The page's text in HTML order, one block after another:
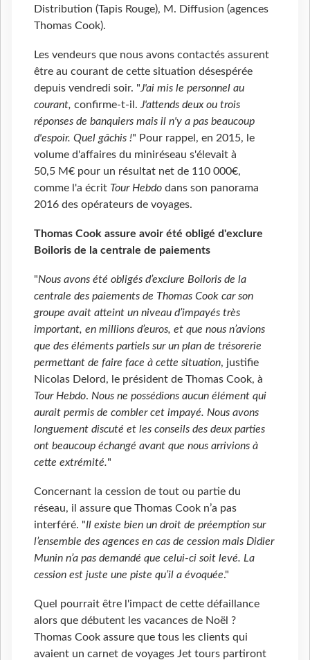
Distribution (Tapis Rouge), M. Diffusion (agences
Thomas Cook).
Les vendeurs que nous avons contactés assurent
être au courant de cette situation désespérée
depuis vendredi soir. "J'ai mis le personnel au
courant, confirme-t-il. J'attends deux ou trois
réponses de banquiers mais il n'y a pas beaucoup
d'espoir. Quel gâchis !" Pour rappel, en 2015, le
volume d'affaires du miniréseau s'élevait à
50,5 M€ pour un résultat net de 110 000€,
comme l'a écrit Tour Hebdo dans son panorama
2016 des opérateurs de voyages.
Thomas Cook assure avoir été obligé d'exclure
Boiloris de la centrale de paiements
"Nous avons été obligés d’exclure Boiloris de la
centrale des paiements de Thomas Cook car son
groupe avait atteint un niveau d’impayés très
important, en millions d’euros, et que nous n’avions
que des éléments partiels sur un plan de trésorerie
permettant de faire face à cette situation, justifie
Nicolas Delord, le président de Thomas Cook, à
Tour Hebdo. Nous ne possédions aucun élément qui
aurait permis de combler cet impayé. Nous avons
longuement discuté et les conseils des deux parties
ont beaucoup échangé avant que nous arrivions à
cette extrémité."
Concernant la cession de tout ou partie du
réseau, il assure que Thomas Cook n’a pas
interféré. "Il existe bien un droit de préemption sur
l’ensemble des agences en cas de cession mais Didier
Munin n’a pas demandé que celui-ci soit levé. La
cession est juste une piste qu’il a évoquée."
Quel pourrait être l'impact de cette défaillance
alors que débutent les vacances de Noël ?
Thomas Cook assure que tous les clients qui
avaient un carnet de voyages Jet tours partiront